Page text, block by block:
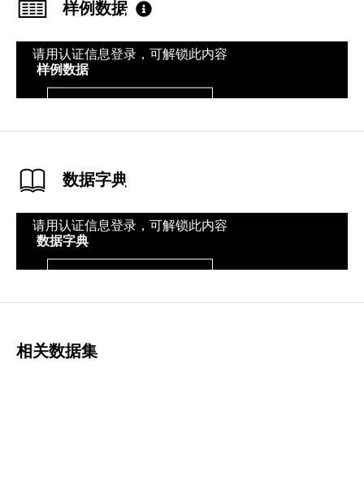
样例数据
样例数据
请用认证信息登录，可解锁此内容
数据字典
数据字典
请用认证信息登录，可解锁此内容
相关数据集